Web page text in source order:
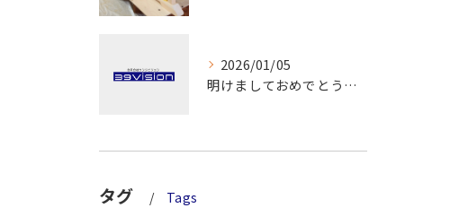
2026/01/05
明けましておめでとうございます！
タグ Tags